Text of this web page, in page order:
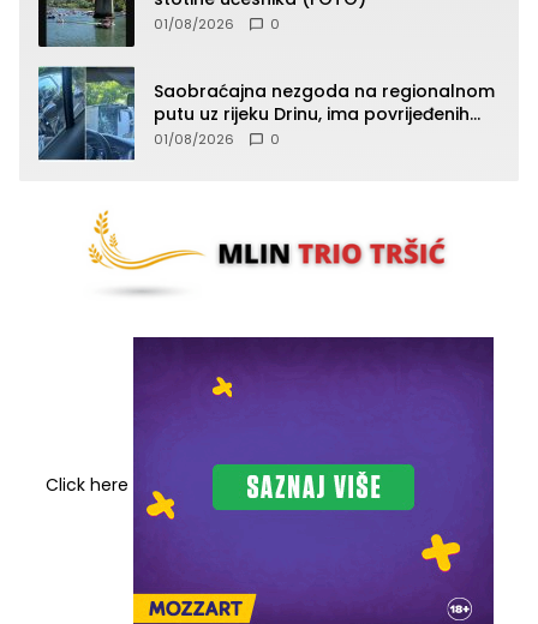
01/08/2026 0
Saobraćajna nezgoda na regionalnom
putu uz rijeku Drinu, ima povrijeđenih
lica (FOTO)
01/08/2026 0
Click here